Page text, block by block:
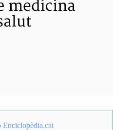
Enciclopèdia.cat